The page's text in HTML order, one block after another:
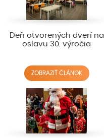
Deň otvorených dverí na
oslavu 30. výročia
ZOBRAZIŤ ČLÁNOK